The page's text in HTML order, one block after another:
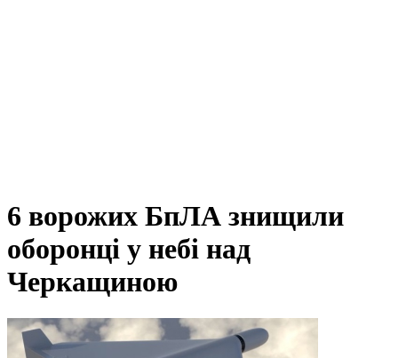
6 ворожих БпЛА знищили
оборонці у небі над
Черкащиною